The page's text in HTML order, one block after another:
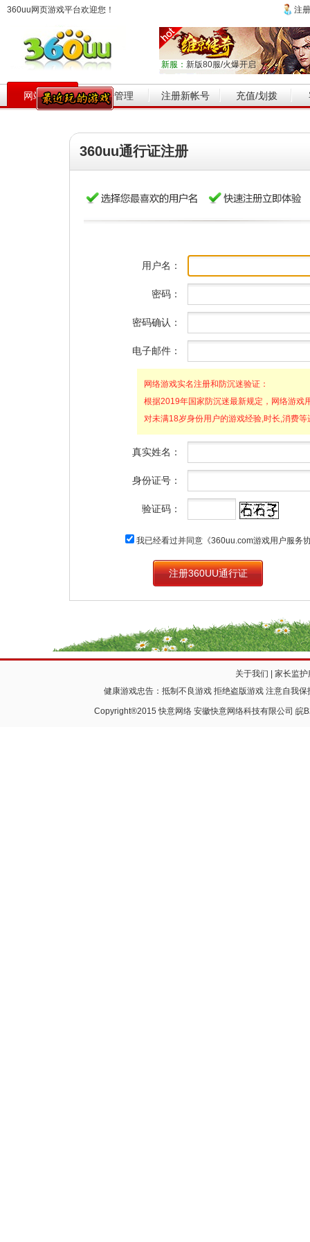
360uu网页游戏平台欢迎您！ 注册
新服： 新版80服/火爆开启
网站首页 帐号管理 注册新帐号 充值/划拨
360uu通行证注册
用户名：
密码：
密码确认：
电子邮件：
网络游戏实名注册和防沉迷验证：
根据2019年国家防沉迷最新规定，网络游戏
对未满18岁身份用户的游戏经验,时长,消费
真实姓名：
身份证号：
验证码：
我已经看过并同意 《360uu.com游戏用户服务
关于我们
家长监护
健康游戏忠告：抵制不良游戏 拒绝盗版游戏 注意自我
Copyright®2015 快意网络 安徽快意网络科技有限公司 皖